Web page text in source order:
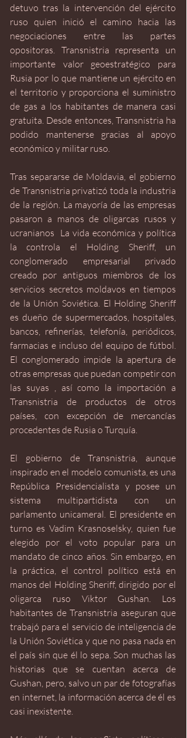
detuvo tras la intervención del ejército
ruso quien inició el camino hacia las
negociaciones entre las partes
opositoras. Transnistria representa un
importante valor geoestratégico para
Rusia por lo que mantiene un ejército en
el territorio y proporciona el suministro
de gas a los habitantes de manera casi
gratuita. Desde entonces, Transnistria ha
podido mantenerse gracias al apoyo
económico y militar ruso.
Tras separarse de Moldavia, el gobierno
de Transnistria privatizó toda la industria
de la región. La mayoría de las empresas
pasaron a manos de oligarcas rusos y
ucranianos  La vida económica y política
la controla el Holding Sheriff, un
conglomerado empresarial privado
creado por antiguos miembros de los
servicios secretos moldavos en tiempos
de la Unión Soviética. El Holding Sheriff
es dueño de supermercados, hospitales,
bancos, refinerías, telefonía, periódicos,
farmacias e incluso del equipo de fútbol.
El conglomerado impide la apertura de
otras empresas que puedan competir con
las suyas , así como la importación a
Transnistria de productos de otros
países, con excepción de mercancías
procedentes de Rusia o Turquía.
El gobierno de Transnistria, aunque
inspirado en el modelo comunista, es una
República Presidencialista y posee un
sistema multipartidista con un
parlamento unicameral. El presidente en
turno es Vadim Krasnoselsky, quien fue
elegido por el voto popular para un
mandato de cinco años. Sin embargo, en
la práctica, el control político está en
manos del Holding Sheriff, dirigido por el
oligarca ruso Viktor Gushan. Los
habitantes de Transnistria aseguran que
trabajó para el servicio de inteligencia de
la Unión Soviética y que no pasa nada en
el país sin que él lo sepa. Son muchas las
historias que se cuentan acerca de
Gushan, pero, salvo un par de fotografías
en internet, la información acerca de él es
casi inexistente.